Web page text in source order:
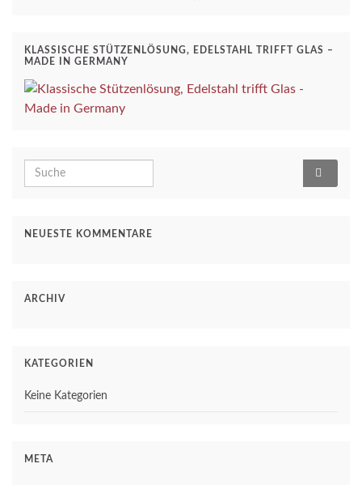
KLASSISCHE STÜTZENLÖSUNG, EDELSTAHL TRIFFT GLAS –
MADE IN GERMANY
Search for:
NEUESTE KOMMENTARE
ARCHIV
KATEGORIEN
Keine Kategorien
META